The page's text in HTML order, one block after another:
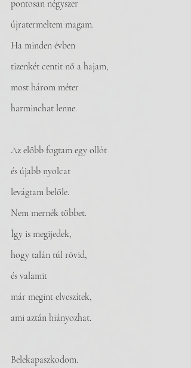
pontosan négyszer
újratermeltem magam.
Ha minden évben
tizenkét centit nő a hajam,
most három méter
harminchat lenne.
Az előbb fogtam egy ollót
és újabb nyolcat
levágtam belőle.
Nem mernék többet.
Így is megijedek,
hogy talán túl rövid,
és valamit
már megint elveszítek,
ami aztán hiányozhat.
Belekapaszkodom.